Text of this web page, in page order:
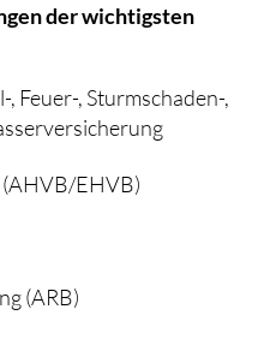
der wichtigsten
Feuer-, Sturmschaden-,
EHVB)
(ARB)